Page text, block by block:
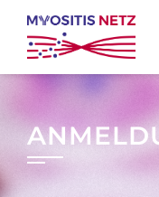
Skip
content